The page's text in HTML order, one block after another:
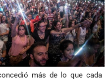
más de lo que cada